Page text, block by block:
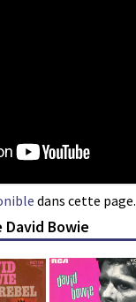
dans cette page.
Bowie